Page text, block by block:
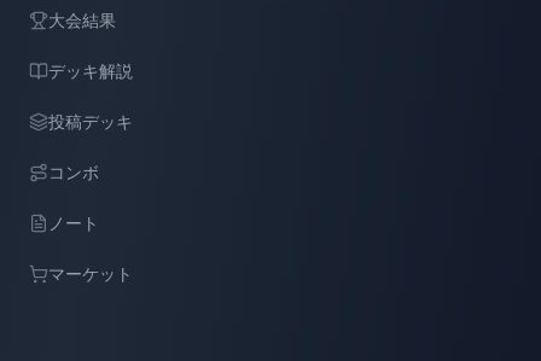
大会結果
デッキ解説
投稿デッキ
コンボ
ノート
マーケット